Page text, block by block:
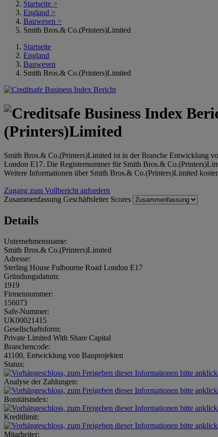
Startseite >
England >
Bauwesen >
Smith Bros.& Co.(Printers)Limited
Startseite
England
Bauwesen
Smith Bros.& Co.(Printers)Limited
(Printers)Limited
Smith Bros.& Co.(Printers)Limited ist in der Branche Entwicklung
London E17. Die Registernummer für Smith Bros.&
Weitere Informationen über Smith Bros.& Co.(Printers)Limited
Zugang zum Vollbericht anfordern
Zusammenfassung Geschäftsleiter Scores
Details
Unternehmensname:
Smith Bros.& Co.(Printers)Limited
Adresse:
Sterling House Fulbourne Road London E17
Gründungsdatum:
1919
Firmennummer:
156073
Safe-Nummer:
UK00021415
Gesellschaftsform:
Private Limited With Share Capital
Branchencode:
41100, Entwicklung von Bauprojekten
Status:
Analyse der Zahlungen:
Bonitätsindex:
Kreditlimit:
Mitarbeiter: